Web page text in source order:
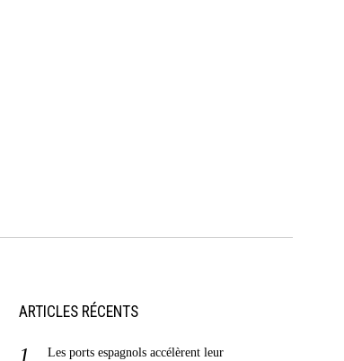
ARTICLES RÉCENTS
Les ports espagnols accélèrent leur